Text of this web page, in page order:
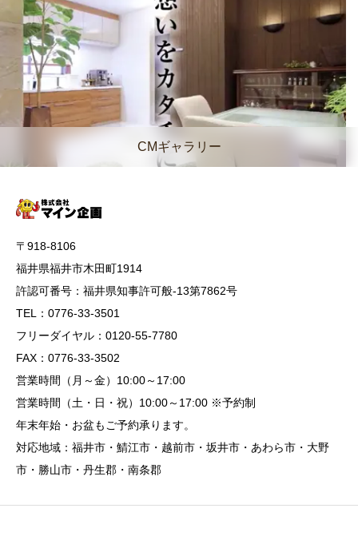
CMギャラリー
〒918-8106
福井県福井市木田町1914
許認可番号：福井県知事許可般-13第7862号
TEL：0776-33-3501
フリーダイヤル：0120-55-7780
FAX：0776-33-3502
営業時間（月～金）10:00～17:00
営業時間（土・日・祝）10:00～17:00 ※予約制
年末年始・お盆もご予約承ります。
対応地域：福井市・鯖江市・越前市・坂井市・あわら市・大野
市・勝山市・丹生郡・南条郡